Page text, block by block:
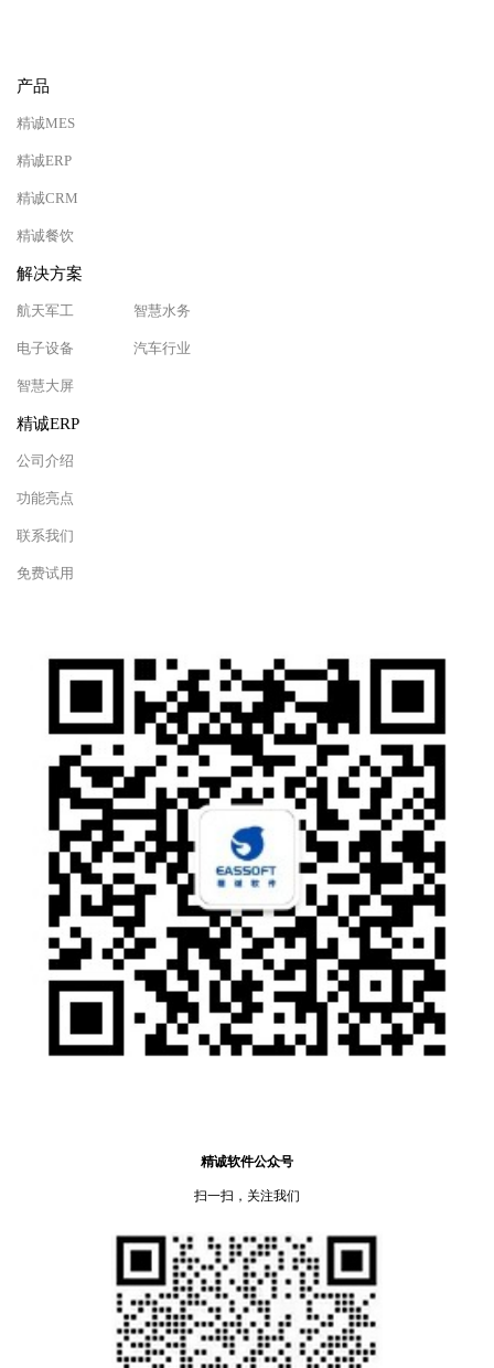
产品
精诚MES
精诚ERP
精诚CRM
精诚餐饮
解决方案
航天军工 智慧水务
电子设备 汽车行业
智慧大屏
精诚ERP
公司介绍
功能亮点
联系我们
免费试用
精诚软件公众号
扫一扫，关注我们